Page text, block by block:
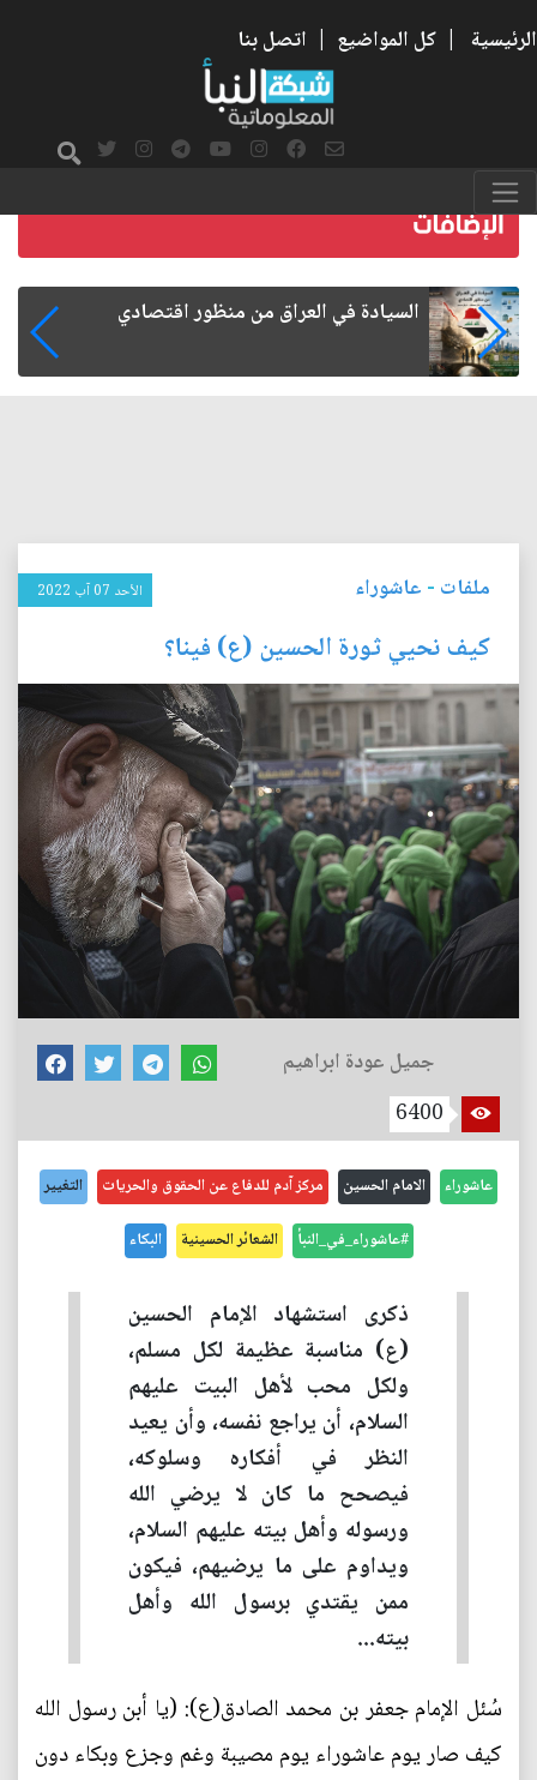
الرئيسية | كل المواضيع | اتصل بنا
ما بعد الأربعين.. كيف اتسعت الزيارة من هويتها
ملفات - عاشوراء الأحد 07 آب 2022
كيف نحيي ثورة الحسين (ع) فينا؟
جميل عودة ابراهيم
6400
عاشوراء الامام الحسين مركز آدم للدفاع عن الحقوق والحريات التغيير
#عاشوراء_في_النبأ الشعائر الحسينية البكاء
ذكرى استشهاد الإمام الحسين
(ع) مناسبة عظيمة لكل مسلم،
ولكل محب لأهل البيت عليهم
السلام، أن يراجع نفسه، وأن يعيد
النظر في أفكاره وسلوكه،
فيصحح ما كان لا يرضي الله
ورسوله وأهل بيته عليهم السلام،
ويداوم على ما يرضيهم، فيكون
ممن يقتدي برسول الله وأهل
بيته...
سُئل الإمام جعفر بن محمد الصادق(ع): (يا أبن رسول الله
كيف صار يوم عاشوراء يوم مصيبة وغم وجزع وبكاء دون